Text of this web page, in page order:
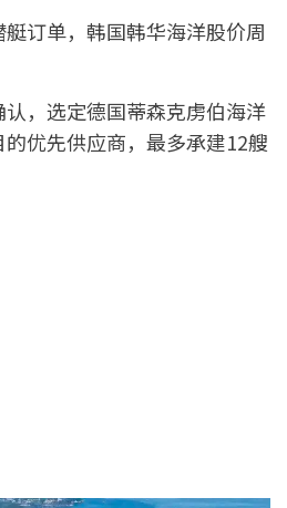
艇订单，韩国韩华海洋股价周
，选定德国蒂森克虏伯海洋
优先供应商，最多承建12艘